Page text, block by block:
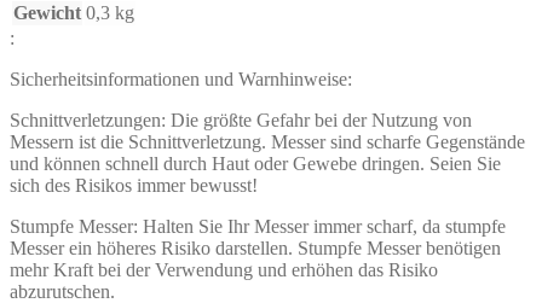
Gewicht 0,3 kg
:
Sicherheitsinformationen und Warnhinweise:
Schnittverletzungen: Die größte Gefahr bei der Nutzung von
Messern ist die Schnittverletzung. Messer sind scharfe Gegenstände
und können schnell durch Haut oder Gewebe dringen. Seien Sie
sich des Risikos immer bewusst!
Stumpfe Messer: Halten Sie Ihr Messer immer scharf, da stumpfe
Messer ein höheres Risiko darstellen. Stumpfe Messer benötigen
mehr Kraft bei der Verwendung und erhöhen das Risiko
abzurutschen.